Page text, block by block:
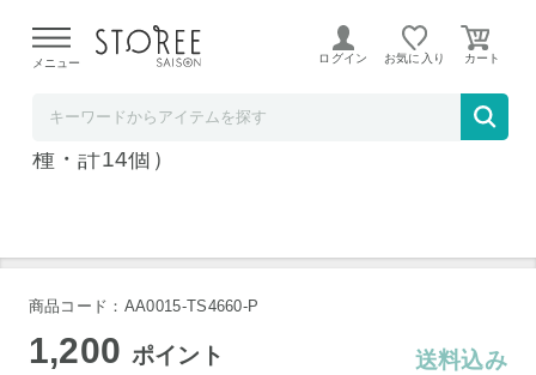
よる配送遅延が発生しております。
メニュー ログイン お気に入り
いつもありがとう北海道アイスセット（3
種・計14個）
商品コード：AA0015-TS4660-P
1,200 ポイント 送料込み